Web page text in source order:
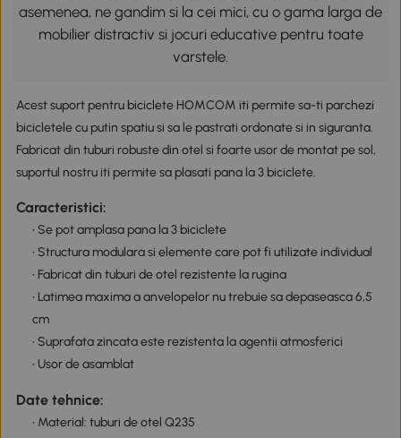
asemenea, ne gandim si la cei mici, cu o gama larga de
mobilier distractiv si jocuri educative pentru toate
varstele.
Acest suport pentru biciclete HOMCOM iti permite sa-ti parchezi
bicicletele cu putin spatiu si sa le pastrati ordonate si in siguranta.
Fabricat din tuburi robuste din otel si foarte usor de montat pe sol,
suportul nostru iti permite sa plasati pana la 3 biciclete.
Caracteristici:
• Se pot amplasa pana la 3 biciclete
• Structura modulara si elemente care pot fi utilizate individual
• Fabricat din tuburi de otel rezistente la rugina
• Latimea maxima a anvelopelor nu trebuie sa depaseasca 6,5
cm
• Suprafata zincata este rezistenta la agentii atmosferici
• Usor de asamblat
Date tehnice:
• Material: tuburi de otel Q235